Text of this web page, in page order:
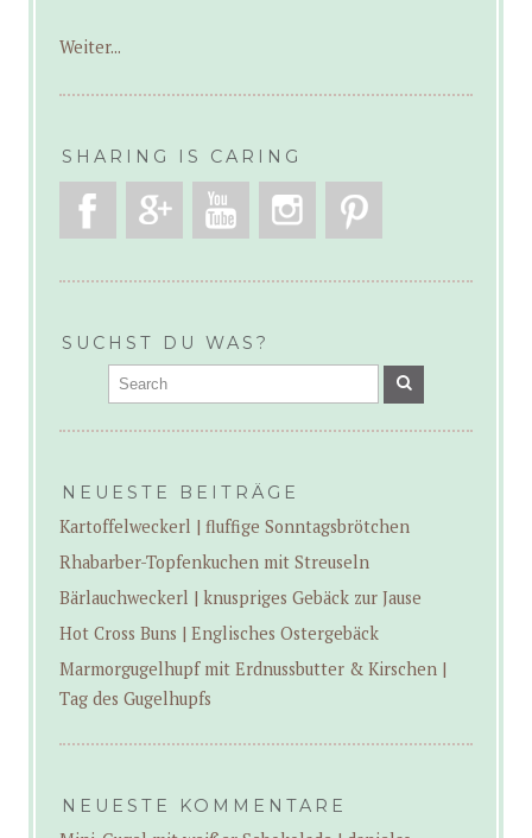
Weiter...
SHARING IS CARING
SUCHST DU WAS?
NEUESTE BEITRÄGE
Kartoffelweckerl | fluffige Sonntagsbrötchen
Rhabarber-Topfenkuchen mit Streuseln
Bärlauchweckerl | knuspriges Gebäck zur Jause
Hot Cross Buns | Englisches Ostergebäck
Marmorgugelhupf mit Erdnussbutter & Kirschen |
Tag des Gugelhupfs
NEUESTE KOMMENTARE